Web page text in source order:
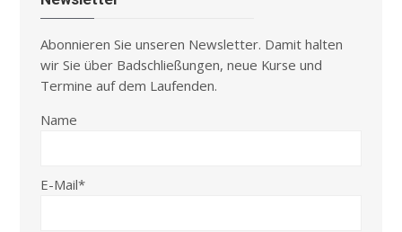
Abonnieren Sie unseren Newsletter. Damit halten
wir Sie über Badschließungen, neue Kurse und
Termine auf dem Laufenden.
Name
E-Mail*